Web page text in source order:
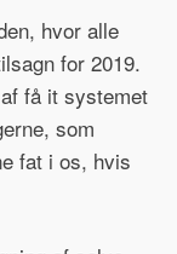
hvor alle
for 2019.
få it systemet
som
fat i os, hvis